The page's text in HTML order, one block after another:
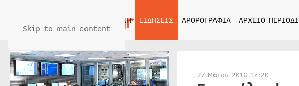
Skip to main content
ΑΡΧΙΚΗ ΕΙΔΗΣΕΙΣ ΑΡΘΡΟΓΡΑΦΙΑ ΑΡΧΕΙΟ
27 Μαΐου 2016 17:20